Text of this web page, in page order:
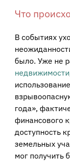
Что
В событиях
было. Уже не
недвижимости
года»,
финансового
доступность
земельных
мог получить